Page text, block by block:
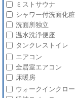
ミストサウナ
シャワー付洗面化
洗面所独立
温水洗浄便座
タンクレストイレ
エアコン
全居室エアコン
床暖房
ウォークインクロ